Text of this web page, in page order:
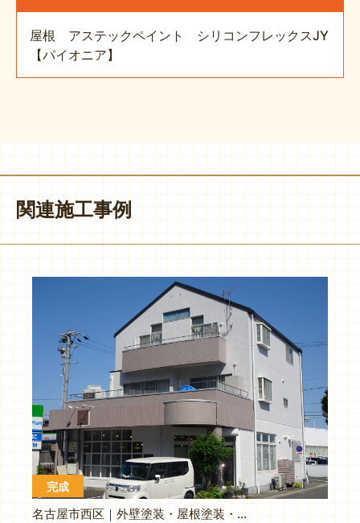
屋根 アステックペイント シリコンフレックスJY
【パイオニア】
関連施工事例
完成
名古屋市西区｜外壁塗装・屋根塗装・各所防水｜K様邸